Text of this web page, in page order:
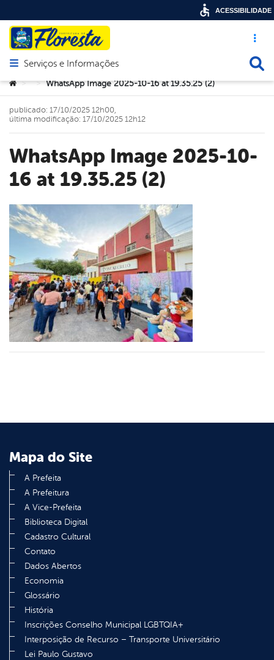
Acesso
Abrir menu principal de navegação
Serviços e Informações
Você está aqui:
> > WhatsApp Image 2025-10-16 at 19.35.25 (2)
WhatsApp Image 2025-10-
16 at 19.35.25 (2)
publicado: 17/10/2025 12h00,
última modificação: 17/10/2025 12h12
Mapa do Site
A Prefeita
A Prefeitura
A Vice-Prefeita
Biblioteca Digital
Cadastro Cultural
Contato
Dados Abertos
Economia
Glossário
História
Inscrições Conselho Municipal LGBTQIA+
Interposição de Recurso – Transporte Universitário
Lei Paulo Gustavo
ACESSIBILIDADE